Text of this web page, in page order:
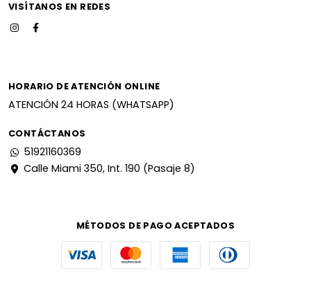
VISÍTANOS EN REDES
HORARIO DE ATENCIÓN ONLINE
ATENCIÓN 24 HORAS (WHATSAPP)
CONTÁCTANOS
51921160369
Calle Miami 350, Int. 190 (Pasaje 8)
MÉTODOS DE PAGO ACEPTADOS